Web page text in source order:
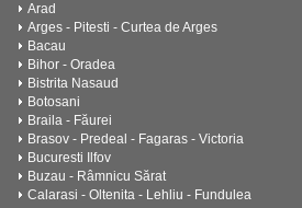
Arad
Arges - Pitesti - Curtea de Arges
Bacau
Bihor - Oradea
Bistrita Nasaud
Botosani
Braila - Făurei
Brasov - Predeal - Fagaras - Victoria
Bucuresti Ilfov
Buzau - Râmnicu Sărat
Calarasi - Oltenita - Lehliu - Fundulea